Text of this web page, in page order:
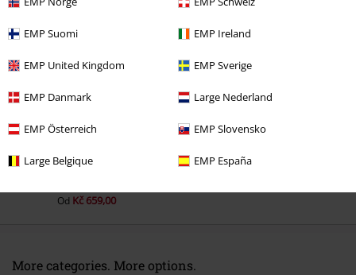
EMP Suomi EMP Ireland
EMP United Kingdom EMP Sverige
EMP Danmark Large Nederland
EMP Österreich EMP Slovensko
Large Belgique EMP España
Od Kč 659,00
More categories. More options.